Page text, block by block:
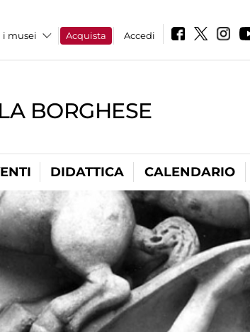
i musei Acquista Accedi
BORGHESE
DIDATTICA CALENDARIO